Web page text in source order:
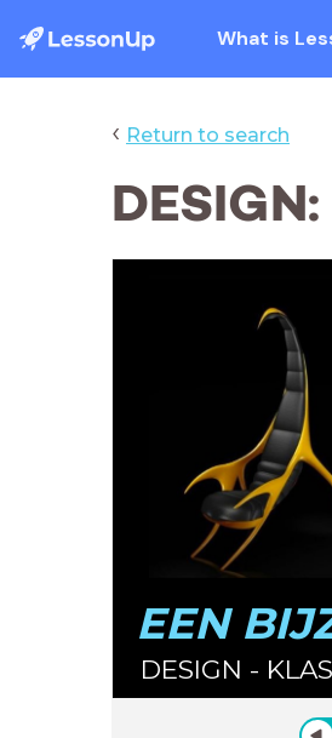
What is
‹ Return to search
EEN
DESIGN -